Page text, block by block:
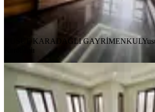
YUSUF KARADAĞLI GAYRİMENKUL
YUSUF KARADAĞLI GAYRİMENKUL
Karadağlı
BALKONLU
Kıvanç
Kayahanda Kiralık
Yeşilyurt, Turgut Özal